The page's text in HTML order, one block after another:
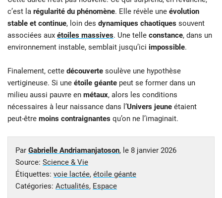
c’est la régularité du phénomène. Elle révèle une évolution
stable et continue, loin des dynamiques chaotiques souvent
associées aux étoiles massives. Une telle constance, dans un
environnement instable, semblait jusqu’ici impossible.
Finalement, cette découverte soulève une hypothèse
vertigineuse. Si une étoile géante peut se former dans un
milieu aussi pauvre en métaux, alors les conditions
nécessaires à leur naissance dans l’Univers jeune étaient
peut-être moins contraignantes qu’on ne l’imaginait.
Par Gabrielle Andriamanjatoson, le 8 janvier 2026
Source: Science & Vie
Étiquettes: voie lactée, étoile géante
Catégories: Actualités, Espace